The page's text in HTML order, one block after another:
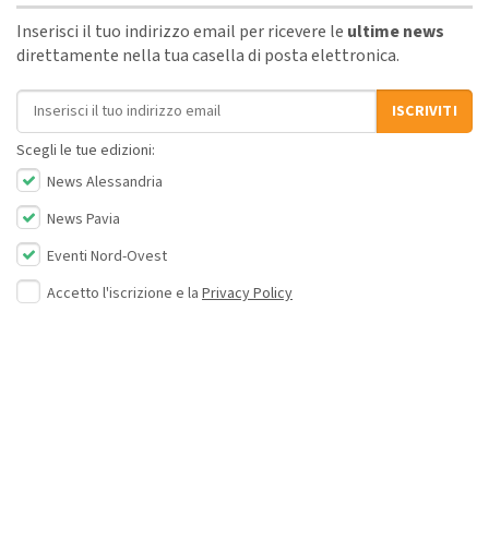
Inserisci il tuo indirizzo email per ricevere le ultime news
direttamente nella tua casella di posta elettronica.
Indirizzo email
ISCRIVITI
Scegli le tue edizioni:
News Alessandria
News Pavia
Eventi Nord-Ovest
Accetto l'iscrizione e la Privacy Policy